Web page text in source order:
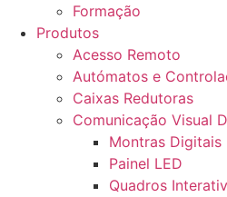
Formação
Produtos
Acesso Remoto
Autómatos e
Caixas Redutoras
Comunicação Visual
Montras Digitais
Painel LED
Quadros